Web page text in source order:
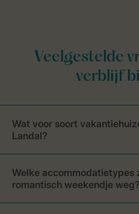
Wat voor soort
Landal?
Welke accommodatietypes
romantisch weekendje weg?